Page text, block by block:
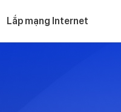
Lắp mạng Internet